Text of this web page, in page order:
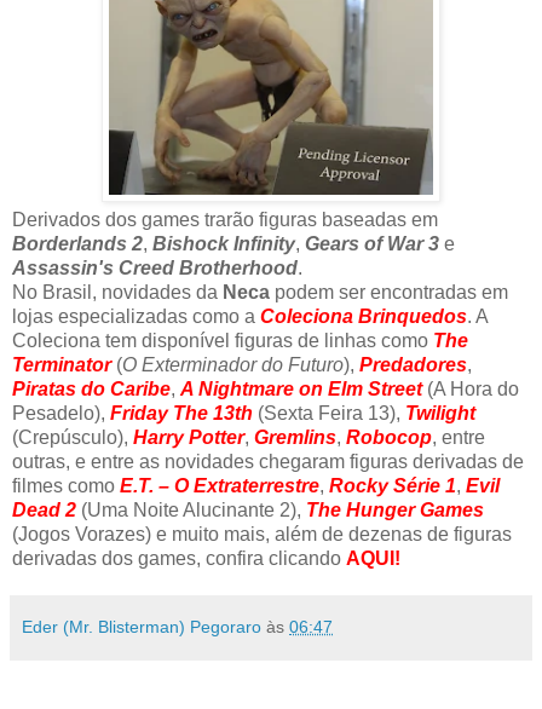
Derivados dos games trarão figuras baseadas em
Borderlands 2, Bishock Infinity, Gears of War 3 e
Assassin's Creed Brotherhood.
No Brasil, novidades da Neca podem ser encontradas em
lojas especializadas como a Coleciona Brinquedos. A
Coleciona tem disponível figuras de linhas como The
Terminator (O Exterminador do Futuro), Predadores,
Piratas do Caribe, A Nightmare on Elm Street(A Hora do
Pesadelo), Friday The 13th (Sexta Feira 13), Twilight
(Crepúsculo), Harry Potter, Gremlins, Robocop, entre
outras, e entre as novidades chegaram figuras derivadas de
filmes como E.T. – O Extraterrestre, Rocky Série 1, Evil
Dead 2 (Uma Noite Alucinante 2), The Hunger Games
(Jogos Vorazes) e muito mais, além de dezenas de figuras
derivadas dos games, confira clicando AQUI!
Eder (Mr. Blisterman) Pegoraro às 06:47